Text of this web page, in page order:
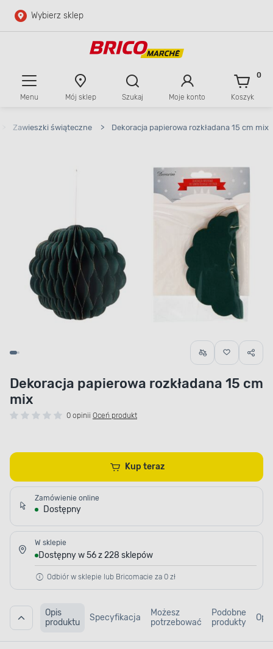
Przejdź do głównej zawartości
Wybierz sklep
Menu Mój sklep Szukaj Moje konto Koszyk
0
Zawieszki świąteczne > Dekoracja papierowa rozkładana 15 cm mix
Dekoracja papierowa rozkładana 15 cm
mix
0 opinii Oceń produkt
Kup teraz
Zamówienie online
Dostępny
W sklepie
Dostępny w 56 z 228 sklepów
Odbiór w sklepie lub Bricomacie za 0 zł
Opis
produktu
Specyfikacja
Możesz
potrzebować
Podobne
produkty